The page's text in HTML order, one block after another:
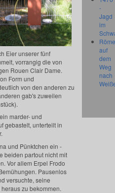
Eier unserer fünf
vorrangig die von
Rouen Clair Dame.
Form und
von den anderen zu
gab's zuweilen
marder- und
gebastelt, unterteilt in
und Pünktchen ein -
beiden partout nicht mit
Vor allem Erpel Frodo
Pausenlos
versuchte, seine
zu bekommen.
-
Jagd
im
auf
dem
Weg
nach